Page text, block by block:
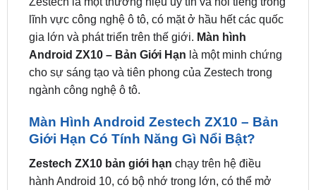
Android ZX10 – Bản Giới Hạnlà một minh chứng
cho sự sáng tạo và tiên phong của Zestech trong
ngành công nghệ ô tô.
Màn Hình Android Zestech ZX10 – Bản
Zestech ZX10 bản giới hạnchạy trên hệ điều
hành Android 10, có bộ nhớ trong lớn, có thể mở
rộng qua khe cắm thẻ nhớ microSD. Màn hình cũng
được tích hợp chip xử lý 8 nhân, cho hiệu năng